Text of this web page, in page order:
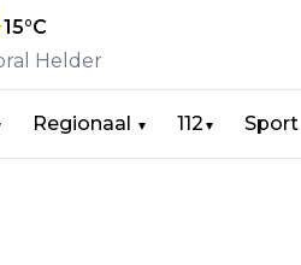
15°C
Helder
Regionaal ▼ 112 ▼ Sport